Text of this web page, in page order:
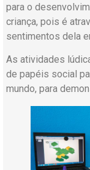
para o
criança, pois é
sentimentos dela
As atividades
de papéis social
mundo, para